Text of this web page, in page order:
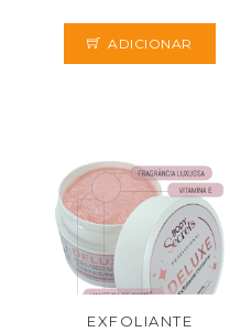
ADICIONAR
EXFOLIANTE